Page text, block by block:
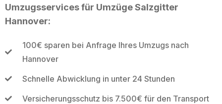
Umzugsservices für Umzüge Salzgitter
Hannover:
100€ sparen bei Anfrage Ihres Umzugs nach
Hannover
Schnelle Abwicklung in unter 24 Stunden
Versicherungsschutz bis 7.500€ für den Transport